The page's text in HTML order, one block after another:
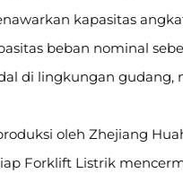
kapasitas
beban nominal
di lingkungan gudang,
oleh Zhejiang
Forklift Listrik